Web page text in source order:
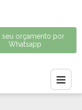
seu orçamento por
Whatsapp